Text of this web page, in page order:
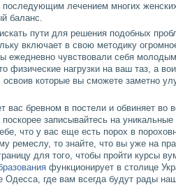
лечением многих
баланс.
пути для решения подобных
включает в свою методику
ежедневно чувствовали себя
физические нагрузки на ваш таз, а
которые вы сможете заметно
вас бревном в постели и обвиняет во
записывайтесь на
что у вас еще есть порох в
ремеслу, то знайте, что вы уже на
для того, чтобы пройти курсы
функционирует в столице
Одесса, где вам всегда будут рады